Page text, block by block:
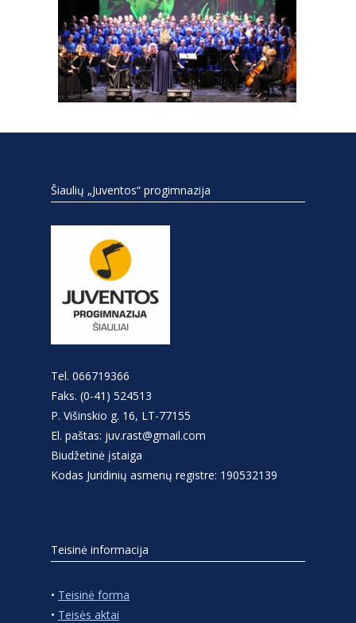
Šiaulių „Juventos“ progimnazija
Tel. 066719366
Faks. (0-41) 524513
P. Višinskio g. 16, LT-77155
El. paštas: juv.rast@gmail.com
Biudžetinė įstaiga
Kodas Juridinių asmenų registre: 190532139
Teisinė informacija
• Teisinė forma
• Teisės aktai